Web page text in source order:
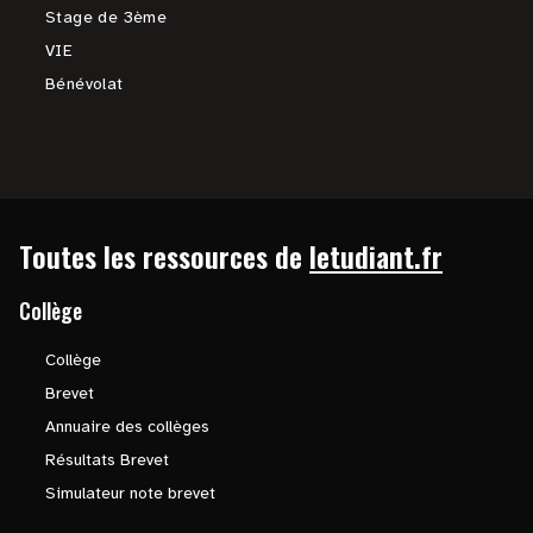
Stage de 3ème
VIE
Bénévolat
Toutes les ressources de letudiant.fr
Collège
Collège
Brevet
Annuaire des collèges
Résultats Brevet
Simulateur note brevet